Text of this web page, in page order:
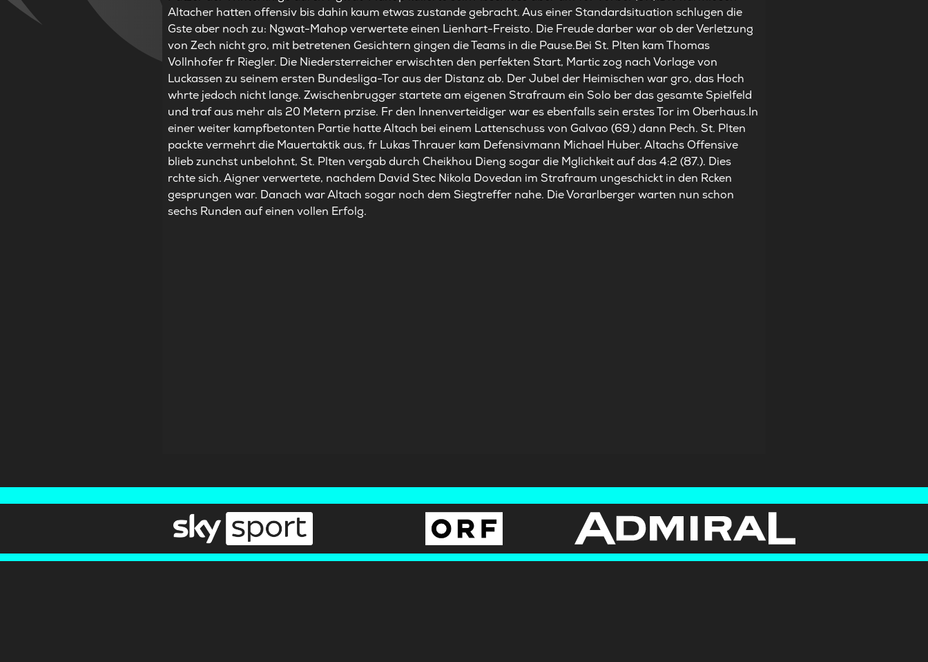
Altacher hatten offensiv bis dahin kaum etwas zustande gebracht. Aus einer Standardsituation schlugen die
Gste aber noch zu: Ngwat-Mahop verwertete einen Lienhart-Freisto. Die Freude darber war ob der Verletzung
von Zech nicht gro, mit betretenen Gesichtern gingen die Teams in die Pause.Bei St. Plten kam Thomas
Vollnhofer fr Riegler. Die Niedersterreicher erwischten den perfekten Start, Martic zog nach Vorlage von
Luckassen zu seinem ersten Bundesliga-Tor aus der Distanz ab. Der Jubel der Heimischen war gro, das Hoch
whrte jedoch nicht lange. Zwischenbrugger startete am eigenen Strafraum ein Solo ber das gesamte Spielfeld
und traf aus mehr als 20 Metern przise. Fr den Innenverteidiger war es ebenfalls sein erstes Tor im Oberhaus.In
einer weiter kampfbetonten Partie hatte Altach bei einem Lattenschuss von Galvao (69.) dann Pech. St. Plten
packte vermehrt die Mauertaktik aus, fr Lukas Thrauer kam Defensivmann Michael Huber. Altachs Offensive
blieb zunchst unbelohnt, St. Plten vergab durch Cheikhou Dieng sogar die Mglichkeit auf das 4:2 (87.). Dies
rchte sich. Aigner verwertete, nachdem David Stec Nikola Dovedan im Strafraum ungeschickt in den Rcken
gesprungen war. Danach war Altach sogar noch dem Siegtreffer nahe. Die Vorarlberger warten nun schon
sechs Runden auf einen vollen Erfolg.